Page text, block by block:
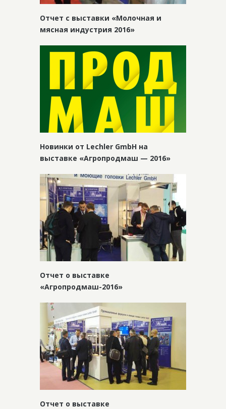
Отчет с выставки «Молочная и
мясная индустрия 2016»
Новинки от Lechler GmbH на
выставке «Агропродмаш — 2016»
Отчет о выставке
«Агропродмаш-2016»
Отчет о выставке